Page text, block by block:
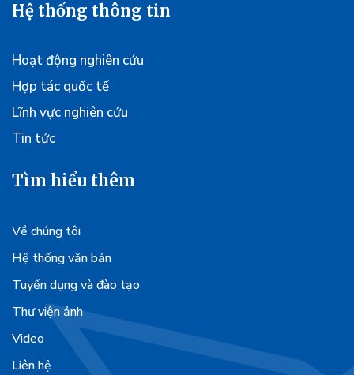
Hệ thống thông tin
Hoạt động nghiên cứu
Hợp tác quốc tế
Lĩnh vực nghiên cứu
Tin tức
Tìm hiểu thêm
Về chúng tôi
Hệ thống văn bản
Tuyển dụng và đào tạo
Thư viện ảnh
Video
Liên hệ